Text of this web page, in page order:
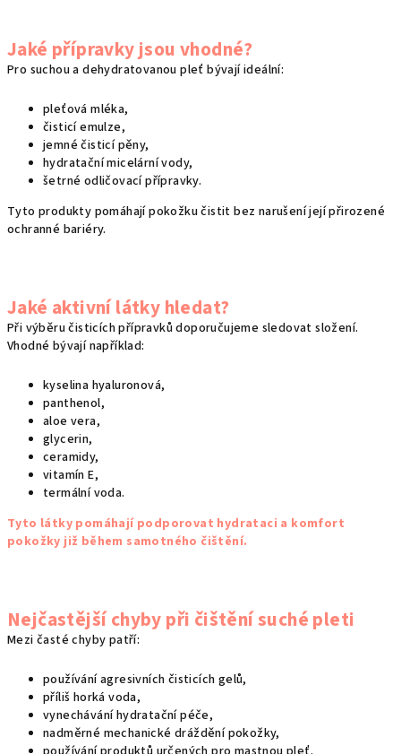
Jaké přípravky jsou vhodné?
Pro suchou a dehydratovanou pleť bývají ideální:
pleťová mléka,
čisticí emulze,
jemné čisticí pěny,
hydratační micelární vody,
šetrné odličovací přípravky.
Tyto produkty pomáhají pokožku čistit bez narušení její přirozené
ochranné bariéry.
Jaké aktivní látky hledat?
Při výběru čisticích přípravků doporučujeme sledovat složení.
Vhodné bývají například:
kyselina hyaluronová,
panthenol,
aloe vera,
glycerin,
ceramidy,
vitamín E,
termální voda.
Tyto látky pomáhají podporovat hydrataci a komfort
pokožky již během samotného čištění.
Nejčastější chyby při čištění suché pleti
Mezi časté chyby patří:
používání agresivních čisticích gelů,
příliš horká voda,
vynechávání hydratační péče,
nadměrné mechanické dráždění pokožky,